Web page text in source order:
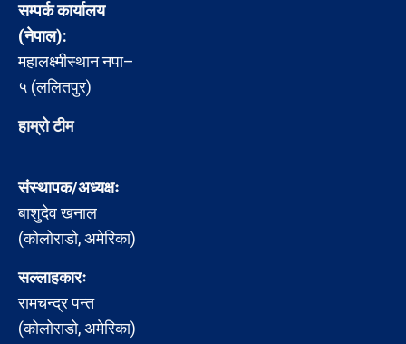
सम्पर्क कार्यालय
(नेपाल):
महालक्ष्मीस्थान नपा–
५ (ललितपुर)
हाम्रो टीम
संस्थापक/अध्यक्षः
बाशुदेव खनाल
(कोलोराडो, अमेरिका)
सल्लाहकारः
रामचन्द्र पन्त
(कोलोराडो, अमेरिका)